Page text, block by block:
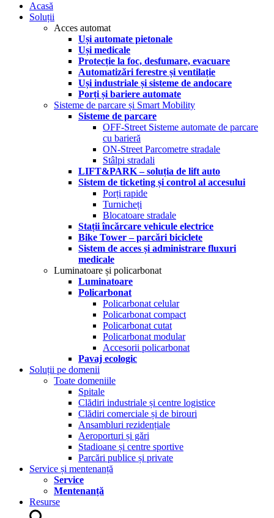
Acasă
Soluții
Acces automat
Uși automate pietonale
Uși medicale
Protecție la foc, desfumare, evacuare
Automatizări ferestre și ventilație
Uși industriale și sisteme de andocare
Porți și bariere automate
Sisteme de parcare și Smart Mobility
Sisteme de parcare
OFF-Street Sisteme automate de parcare
cu barieră
ON-Street Parcometre stradale
Stâlpi stradali
LIFT&PARK – soluția de lift auto
Sistem de ticketing și control al accesului
Porți rapide
Turnicheți
Blocatoare stradale
Stații încărcare vehicule electrice
Bike Tower – parcări biciclete
Sistem de acces și administrare fluxuri
medicale
Luminatoare și policarbonat
Luminatoare
Policarbonat
Policarbonat celular
Policarbonat compact
Policarbonat cutat
Policarbonat modular
Accesorii policarbonat
Pavaj ecologic
Soluții pe domenii
Toate domeniile
Spitale
Clădiri industriale și centre logistice
Clădiri comerciale și de birouri
Ansambluri rezidențiale
Aeroporturi și gări
Stadioane și centre sportive
Parcări publice și private
Service și mentenanță
Service
Mentenanță
Resurse